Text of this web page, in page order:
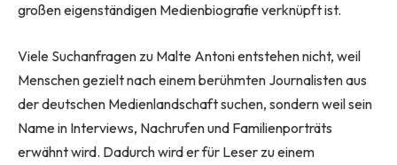
großen eigenständigen Medienbiografie verknüpft ist.
Viele Suchanfragen zu Malte Antoni entstehen nicht, weil
Menschen gezielt nach einem berühmten Journalisten aus
der deutschen Medienlandschaft suchen, sondern weil sein
Name in Interviews, Nachrufen und Familienporträts
erwähnt wird. Dadurch wird er für Leser zu einem